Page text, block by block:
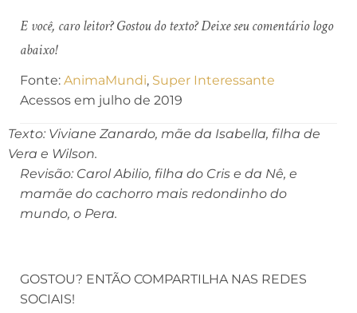
E você, caro leitor? Gostou do texto? Deixe seu comentário logo
abaixo!
Fonte: AnimaMundi, Super Interessante
Acessos em julho de 2019
Texto: Viviane Zanardo, mãe da Isabella, filha de
Vera e Wilson.
Revisão: Carol Abilio, filha do Cris e da Nê, e
mamãe do cachorro mais redondinho do
mundo, o Pera.
GOSTOU? ENTÃO COMPARTILHA NAS REDES
SOCIAIS!